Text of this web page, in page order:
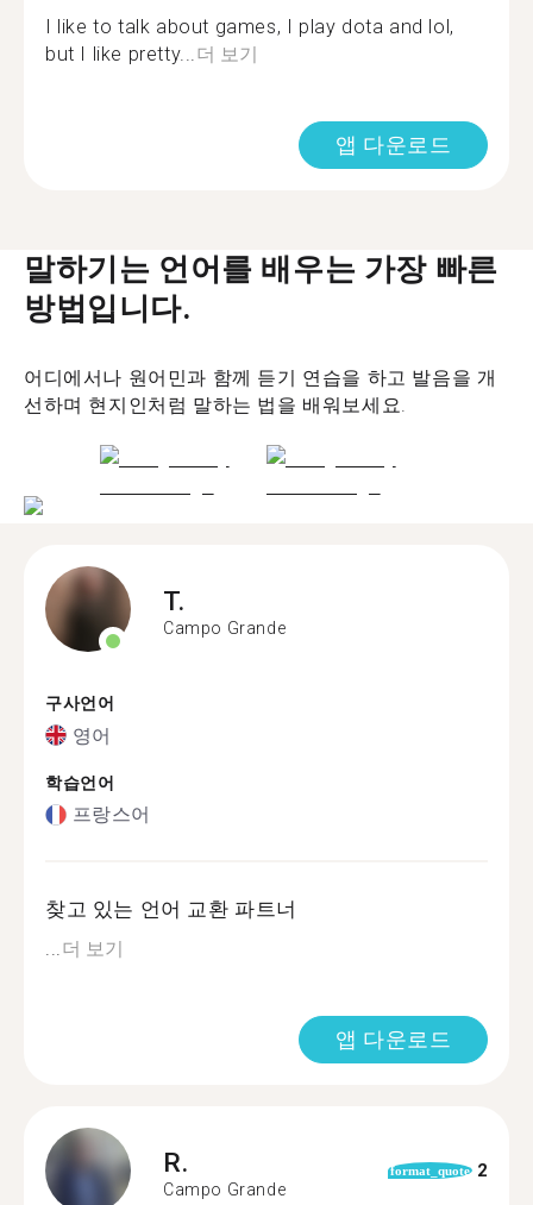
I like to talk about games, I play dota and lol,
but I like pretty... 더 보기
앱 다운로드
말하기는 언어를 배우는 가장 빠른
방법입니다.
어디에서나 원어민과 함께 듣기 연습을 하고 발음을 개
선하며 현지인처럼 말하는 법을 배워보세요.
T.
Campo Grande
구사언어
영어
학습언어
프랑스어
찾고 있는 언어 교환 파트너
...더 보기
앱 다운로드
R.
Campo Grande
format_quote 2